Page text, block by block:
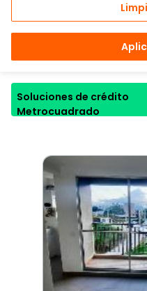
Soluciones de crédito
Metrocuadrado